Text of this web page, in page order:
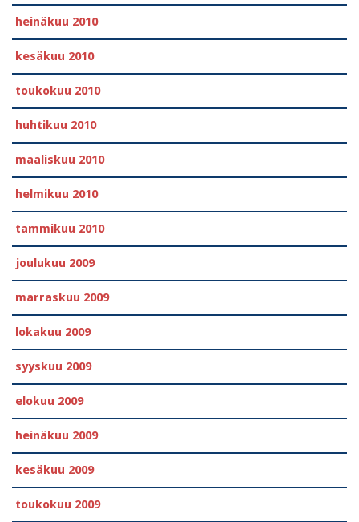
heinäkuu 2010
kesäkuu 2010
toukokuu 2010
huhtikuu 2010
maaliskuu 2010
helmikuu 2010
tammikuu 2010
joulukuu 2009
marraskuu 2009
lokakuu 2009
syyskuu 2009
elokuu 2009
heinäkuu 2009
kesäkuu 2009
toukokuu 2009